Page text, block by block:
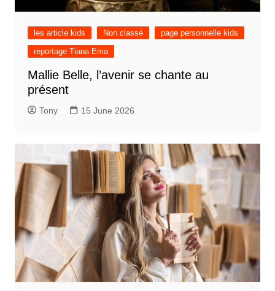
les article kids Non classé
page personnelle kids
reportage Tiana Ema
Mallie Belle, l’avenir se chante au
présent
Tony 15 June 2026